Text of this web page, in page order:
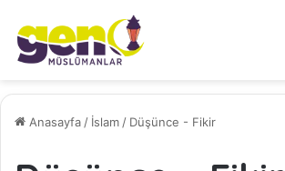
Anasayfa / İslam / Düşünce - Fikir